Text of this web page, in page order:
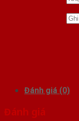
Đánh giá (0)
Đánh giá